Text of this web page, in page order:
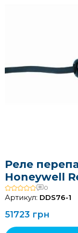
Реле
Honeywell
0
Артикул: DDS76-1
51723 грн